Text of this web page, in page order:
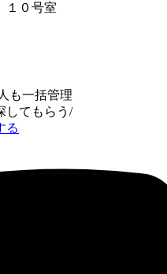
１０号室
も一括管理
してもらう /
る